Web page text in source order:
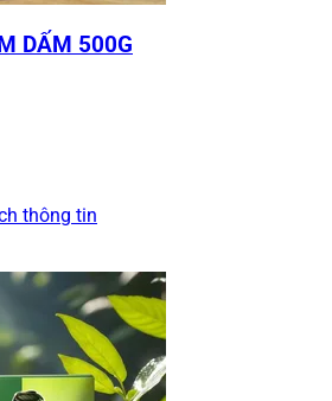
DẤM 500G
thông tin